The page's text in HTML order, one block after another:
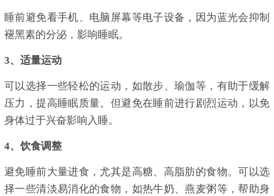
睡前避免看手机、电脑屏幕等电子设备，因为蓝光会抑制
褪黑素的分泌，影响睡眠。
3、适量运动
可以选择一些轻松的运动，如散步、瑜伽等，有助于缓解
压力，提高睡眠质量。但避免在睡前进行剧烈运动，以免
身体过于兴奋影响入睡。
4、饮食调整
避免睡前大量进食，尤其是高糖、高脂肪的食物。可以选
择一些清淡易消化的食物，如热牛奶、燕麦粥等，帮助身